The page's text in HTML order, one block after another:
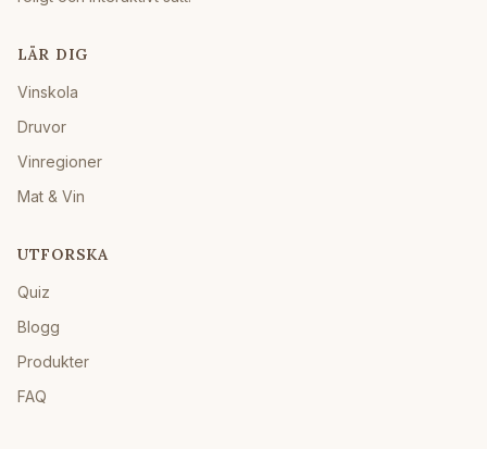
LÄR DIG
Vinskola
Druvor
Vinregioner
Mat & Vin
UTFORSKA
Quiz
Blogg
Produkter
FAQ